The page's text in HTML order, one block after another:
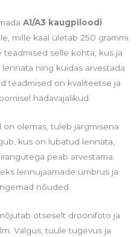
A1/A3 kaugpiloodi
mille kaal ületab 250 grammi.
selle kohta, kus ja
ning kuidas arvestada
teadmised on kvaliteetse ja
hädavajalikud.
on olemas, tuleb järgmisena
kus on lubatud lennata,
peab arvestama.
lennujaamade ümbrus ja
nõuded.
otseselt droonifoto ja
Valgus, tuule tugevus ja